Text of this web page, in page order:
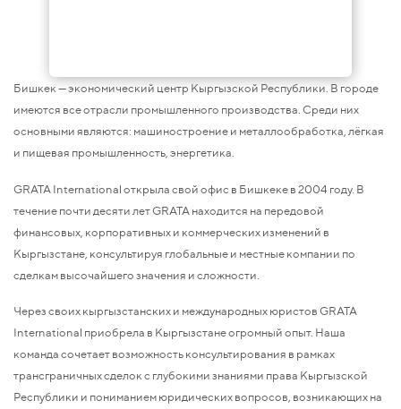
Бишкек — экономический центр Кыргызской Республики. В городе
имеются все отрасли промышленного производства. Среди них
основными являются: машиностроение и металлообработка, лёгкая
и пищевая промышленность, энергетика.
GRATA International открыла свой офис в Бишкеке в 2004 году. В
течение почти десяти лет GRATA находится на передовой
финансовых, корпоративных и коммерческих изменений в
Кыргызстане, консультируя глобальные и местные компании по
сделкам высочайшего значения и сложности.
Через своих кыргызстанских и международных юристов GRATA
International приобрела в Кыргызстане огромный опыт. Наша
команда сочетает возможность консультирования в рамках
трансграничных сделок с глубокими знаниями права Кыргызской
Республики и пониманием юридических вопросов, возникающих на